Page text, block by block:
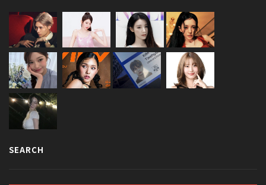
SEARCH